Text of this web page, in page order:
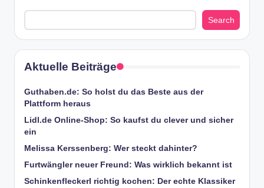
Search
Aktuelle Beiträge
Guthaben.de: So holst du das Beste aus der
Plattform heraus
Lidl.de Online-Shop: So kaufst du clever und sicher
ein
Melissa Kerssenberg: Wer steckt dahinter?
Furtwängler neuer Freund: Was wirklich bekannt ist
Schinkenfleckerl richtig kochen: Der echte Klassiker